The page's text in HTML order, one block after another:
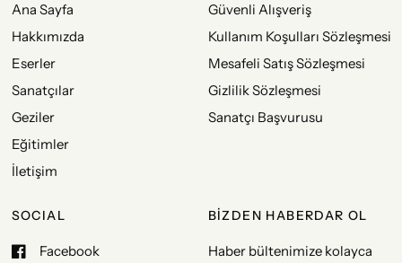
Ana Sayfa
Hakkımızda
Eserler
Sanatçılar
Geziler
Eğitimler
İletişim
Güvenli Alışveriş
Kullanım Koşulları Sözleşmesi
Mesafeli Satış Sözleşmesi
Gizlilik Sözleşmesi
Sanatçı Başvurusu
SOCIAL
Facebook
BİZDEN HABERDAR OL
Haber bültenimize kolayca